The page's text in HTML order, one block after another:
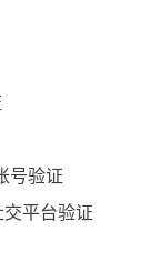
号验证
交平台验证